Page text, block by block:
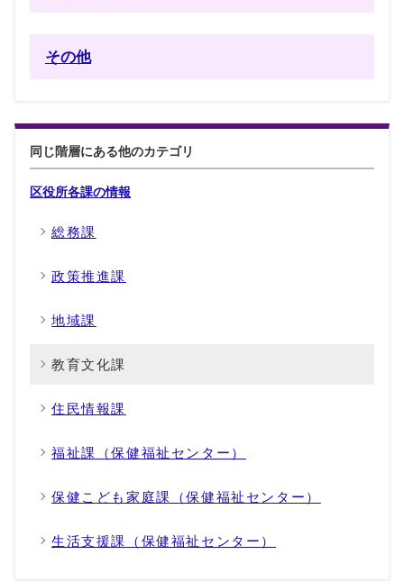
その他
同じ階層にある他のカテゴリ
区役所各課の情報
総務課
政策推進課
地域課
教育文化課
住民情報課
福祉課（保健福祉センター）
保健こども家庭課（保健福祉センター）
生活支援課（保健福祉センター）